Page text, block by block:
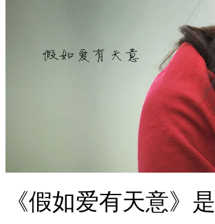
《假如爱有天意》